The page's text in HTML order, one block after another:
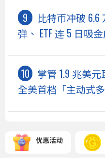
比特币冲破
弹、 ETF 连 5 日吸
掌管 1.9 兆美
全美首档「主动式
优惠活动